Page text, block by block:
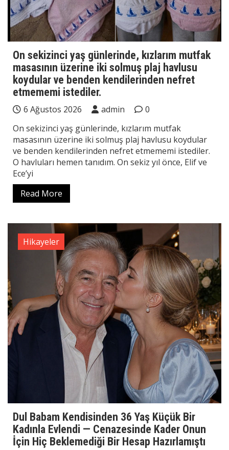
On sekizinci yaş günlerinde, kızlarım mutfak
masasının üzerine iki solmuş plaj havlusu
koydular ve benden kendilerinden nefret
etmememi istediler.
6 Ağustos 2026 admin
0
On sekizinci yaş günlerinde, kızlarım mutfak
masasının üzerine iki solmuş plaj havlusu koydular
ve benden kendilerinden nefret etmememi istediler.
O havluları hemen tanıdım. On sekiz yıl önce, Elif ve
Ece’yi
Read More
Hikayeler
Dul Babam Kendisinden 36 Yaş Küçük Bir
Kadınla Evlendi — Cenazesinde Kader Onun
İçin Hiç Beklemediği Bir Hesap Hazırlamıştı